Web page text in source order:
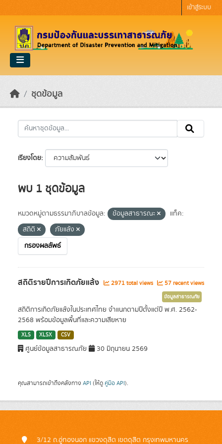
เข้าสู่ระบบ
ชุดข้อมูล
เรียงโดย
พบ 1 ชุดข้อมูล
หมวดหมู่ตามธรรมาภิบาลข้อมูล: ข้อมูลสาธารณะ
แท็ค:
สถิติ
ภัยแล้ง
กรองผลลัพธ์
สถิติรายปีการเกิดภัยแล้ง 2971 total views 57 recent views
ข้อมูลสาธารณภัย
สถิติการเกิดภัยแล้งในประเทศไทย จำแนกตามปีตั้งแต่ปี พ.ศ. 2562-
2568 พร้อมข้อมูลพื้นที่และความเสียหาย
XLS XLSX CSV
ศูนย์ข้อมูลสาธารณภัย 30 มิถุนายน 2569
คุณสามารถเข้าถึงคลังทาง API (ให้ดู คู่มือ API).
3/12 ถ.อู่ทองนอก แขวงดุสิต เขตดุสิต กรุงเทพมหานคร